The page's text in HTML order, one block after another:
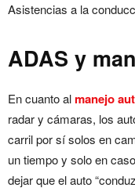
Asistencias a la
ADAS y
En cuanto almanejo
radar y cámaras, los
carril por sí solos en
un tiempo y solo en
dejar que el auto